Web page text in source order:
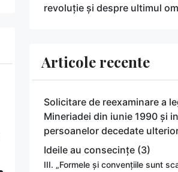
revoluție și despre ultimul om
Articole recente
Solicitare de reexaminare a
Mineriadei din iunie 1990 și
persoanelor decedate
Ideile au consecințe (3)
III. „Formele și convențiile sunt